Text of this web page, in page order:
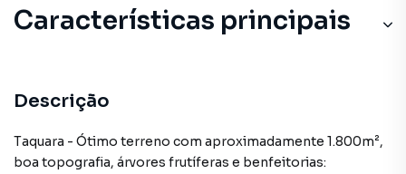
Características principais
Descrição
Taquara - Ótimo terreno com aproximadamente 1.800m²,
boa topografia, árvores frutíferas e benfeitorias: